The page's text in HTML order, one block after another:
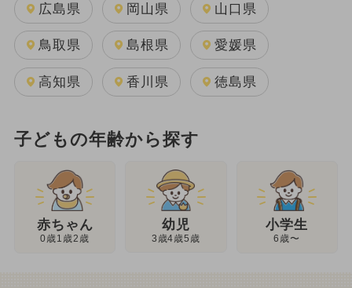
広島県 岡山県 山口県
鳥取県 島根県 愛媛県
高知県 香川県 徳島県
子どもの年齢から探す
赤ちゃん
0歳1歳2歳
幼児
3歳4歳5歳
小学生
6歳〜